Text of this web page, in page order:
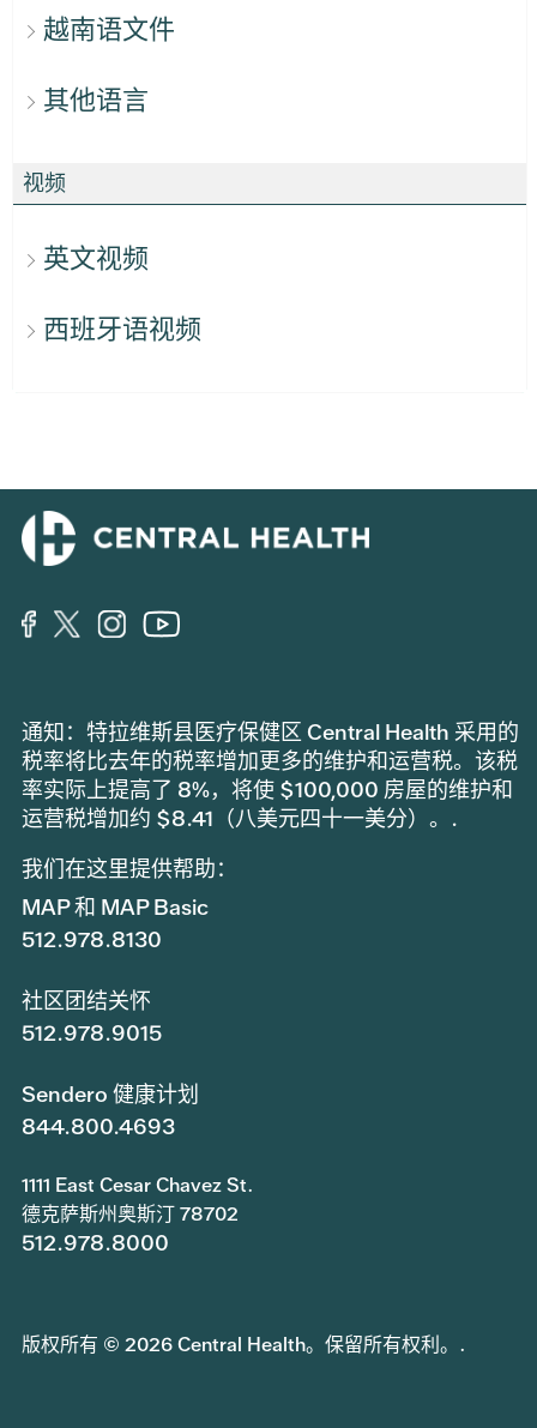
越南语文件
其他语言
视频
英文视频
西班牙语视频
通知：特拉维斯县医疗保健区 Central Health 采用的
税率将比去年的税率增加更多的维护和运营税。该税
率实际上提高了 8%，将使 $100,000 房屋的维护和
运营税增加约 $8.41（八美元四十一美分）。.
我们在这里提供帮助：
MAP 和 MAP Basic
512.978.8130
社区团结关怀
512.978.9015
Sendero 健康计划
844.800.4693
1111 East Cesar Chavez St.
德克萨斯州奥斯汀 78702
512.978.8000
版权所有 © 2026 Central Health。保留所有权利。.